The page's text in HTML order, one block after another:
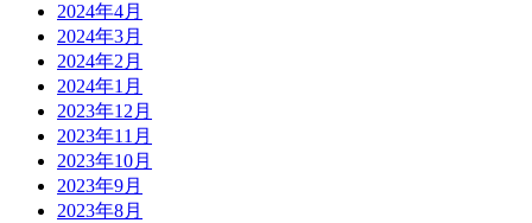
2024年4月
2024年3月
2024年2月
2024年1月
2023年12月
2023年11月
2023年10月
2023年9月
2023年8月